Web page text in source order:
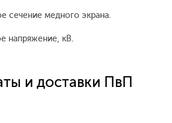
сечение медного экрана.
напряжение, кВ.
и доставки ПвП